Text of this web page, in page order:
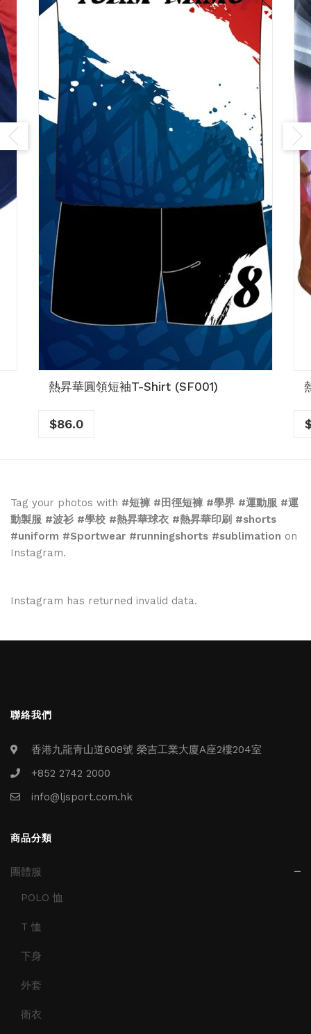
熱昇華圓領短袖T-Shirt (SF001)
$86.0
Tag your photos with #短褲 #田徑短褲 #學界 #運動服 #運
動製服 #波衫 #學校 #熱昇華球衣 #熱昇華印刷 #shorts
#uniform #Sportwear #runningshorts #sublimation on
Instagram.
Instagram has returned invalid data.
聯絡我們
香港九龍青山道608號 榮吉工業大廈A座2樓204室
+852 2742 2000
info@ljsport.com.hk
商品分類
團體服
POLO 恤
T 恤
下身
外套
衛衣